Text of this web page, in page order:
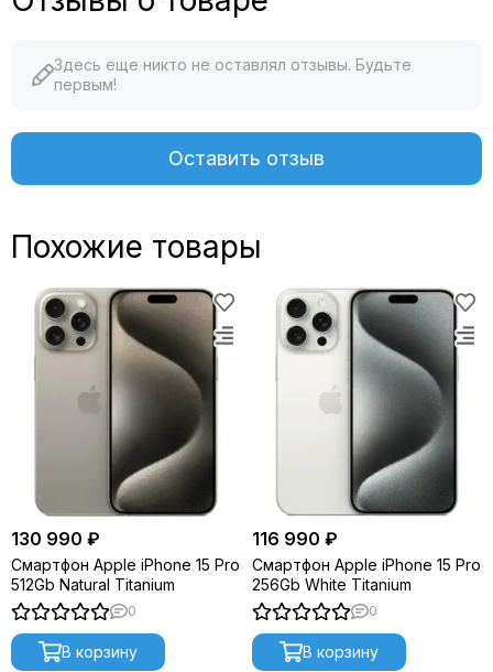
Здесь еще никто не оставлял отзывы. Будьте
первым!
Оставить отзыв
Похожие товары
130 990 ₽
Смартфон Apple iPhone 15 Pro
512Gb Natural Titanium
0
В корзину
116 990 ₽
Смартфон Apple iPhone 15 Pro
256Gb White Titanium
0
В корзину